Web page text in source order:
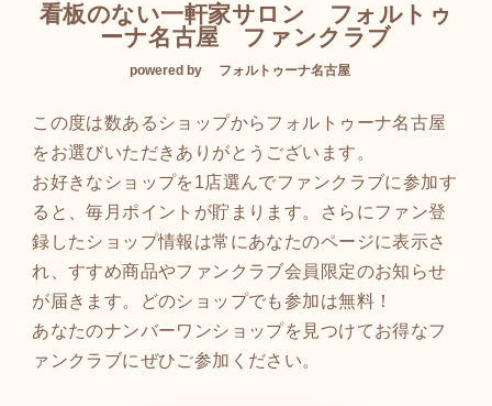
看板のない一軒家サロン フォルトゥ
ーナ名古屋 ファンクラブ
powered by フォルトゥーナ名古屋
この度は数あるショップからフォルトゥーナ名古屋
をお選びいただきありがとうございます。
お好きなショップを1店選んでファンクラブに参加す
ると、毎月ポイントが貯まります。さらにファン登
録したショップ情報は常にあなたのページに表示さ
れ、すすめ商品やファンクラブ会員限定のお知らせ
が届きます。どのショップでも参加は無料！
あなたのナンバーワンショップを見つけてお得なフ
ァンクラブにぜひご参加ください。